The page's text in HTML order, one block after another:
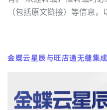
（包括原文链接）等信息，
金蝶云星辰与旺店通无缝集成